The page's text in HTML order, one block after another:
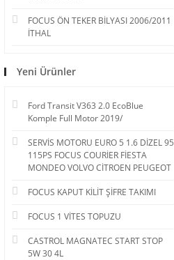
FOCUS ÖN TEKER BİLYASI 2006/2011
İTHAL
Yeni Ürünler
Ford Transit V363 2.0 EcoBlue
Komple Full Motor 2019/
SERVİS MOTORU EURO 5 1.6 DİZEL 95
115PS FOCUS COURİER FİESTA
MONDEO VOLVO CİTROEN PEUGEOT
FOCUS KAPUT KİLİT ŞİFRE TAKIMI
FOCUS 1 VİTES TOPUZU
CASTROL MAGNATEC START STOP
5W 30 4L